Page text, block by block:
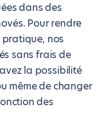
dans des
Pour rendre
pratique, nos
sans frais de
la possibilité
même de changer
des